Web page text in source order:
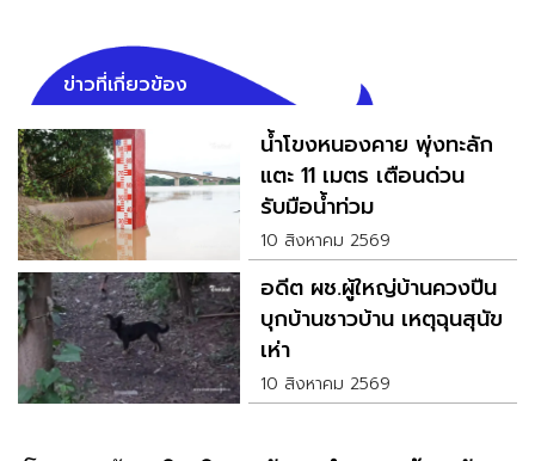
ข่าวที่เกี่ยวข้อง
น้ำโขงหนองคาย พุ่งทะลัก
แตะ 11 เมตร เตือนด่วน
รับมือน้ำท่วม
10 สิงหาคม 2569
อดีต ผช.ผู้ใหญ่บ้านควงปืน
บุกบ้านชาวบ้าน เหตุฉุนสุนัข
เห่า
10 สิงหาคม 2569